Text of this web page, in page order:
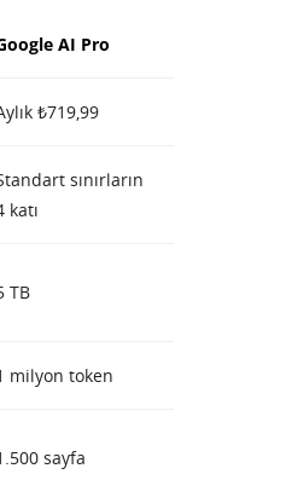
AI Pro
₺719,99
sınırların
katı
TB
milyon token
sayfa